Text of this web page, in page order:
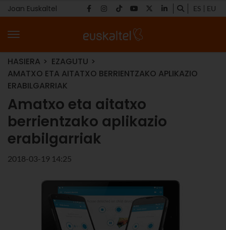
Joan Euskaltel ES EU
HASIERA
EZAGUTU
AMATXO ETA AITATXO BERRIENTZAKO APLIKAZIO
ERABILGARRIAK
Amatxo eta aitatxo
berrientzako aplikazio
erabilgarriak
2018-03-19 14:25